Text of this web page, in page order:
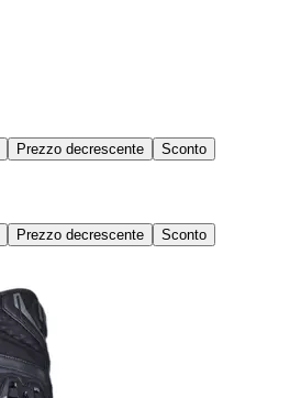
Prezzo decrescente Sconto
Prezzo decrescente Sconto